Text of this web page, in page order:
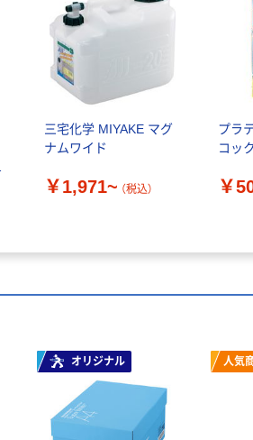
三宅化学 MIYAKE マグ
ナムワイド
￥1,971~ （税込）
プラ
コッ
￥
オリジナル 人気